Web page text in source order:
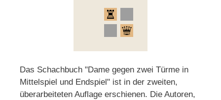
Das Schachbuch "Dame gegen zwei Türme in
Mittelspiel und Endspiel" ist in der zweiten,
überarbeiteten Auflage erschienen. Die Autoren,